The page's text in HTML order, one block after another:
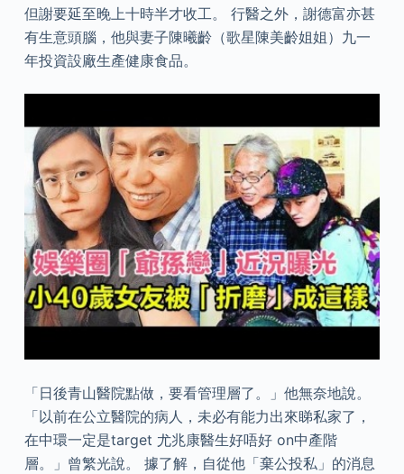
但謝要延至晚上十時半才收工。 行醫之外，謝德富亦甚
有生意頭腦，他與妻子陳曦齡（歌星陳美齡姐姐）九一
年投資設廠生產健康食品。
「日後青山醫院點做，要看管理層了。」他無奈地說。
「以前在公立醫院的病人，未必有能力出來睇私家了，
在中環一定是target 尤兆康醫生好唔好 on中產階
層。」曾繁光說。 據了解，自從他「棄公投私」的消息